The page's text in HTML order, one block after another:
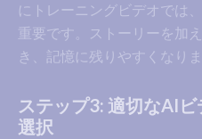
にトレーニングビデオでは
重要です。ストーリーを加
き、記憶に残りやすくなりま
ステップ3: 適切なAI
選択